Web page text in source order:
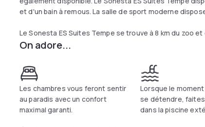
et d'un bain à remous. La salle de sport moderne
Le Sonesta ES Suites Tempe se trouve à 8 km du zoo
On adore...
Les chambres vous feront sentir
au paradis avec un confort
maximal garanti.
Lorsque le
se détendre,
dans la piscine